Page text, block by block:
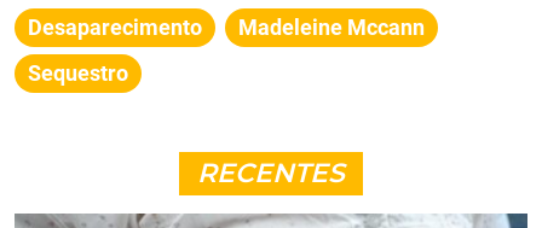
Desaparecimento
Madeleine Mccann
Sequestro
RECENTES